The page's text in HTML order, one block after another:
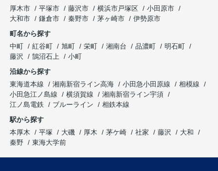
厚木市
平塚市 藤沢市 横浜市戸塚区
小田原市
大和市
鎌倉市 秦野市 茅ヶ崎市
伊勢原市
町名から探す
中町
紅谷町 旭町 栄町 湘南台 品濃町
明石町
藤沢
鵠沼石上
小町
沿線から探す
東海道本線
湘南新宿ライン高海 小田急小田原線
相模線
小田急江ノ島線
横須賀線
湘南新宿ライン宇須
江ノ島電鉄
ブルーライン
相鉄本線
駅から探す
本厚木
平塚 大磯 厚木 茅ケ崎 社家 藤沢
大和
秦野
東海大学前